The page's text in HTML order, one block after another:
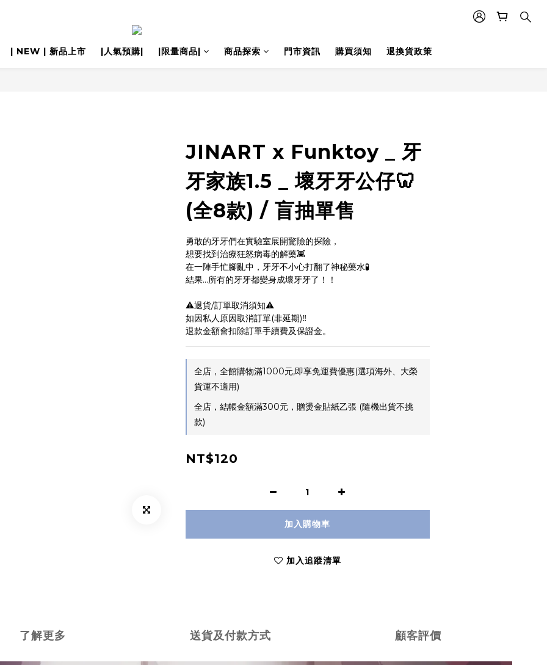
| NEW | 新品上市 |人氣預購| |限量商品| 商品探索 門市資訊 購買須知 退換貨政策
JINART x Funktoy _ 牙
牙家族1.5 _ 壞牙牙公仔🦷
(全8款) / 盲抽單售
勇敢的牙牙們在實驗室展開驚險的探險，
想要找到治療狂怒病毒的解藥👾
在一陣手忙腳亂中，牙牙不小心打翻了神秘藥水🧪
結果...所有的牙牙都變身成壞牙牙了！！
⚠️退貨/訂單取消須知⚠️
如因私人原因取消訂單(非延期)‼️
退款金額會扣除訂單手續費及保證金。
全店，全館購物滿1000元,即享免運費優惠(選項海外、大榮
貨運不適用)
全店，結帳金額滿300元，贈燙金貼紙乙張 (隨機出貨不挑
款)
NT$120
加入購物車
加入追蹤清單
了解更多 送貨及付款方式 顧客評價